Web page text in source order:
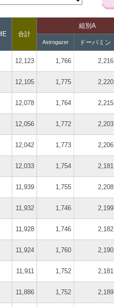
合計
組別A
Astrogazer ドーパミン
12,123 1,766 2,216
12,105 1,775 2,220
12,078 1,764 2,215
12,056 1,772 2,203
12,042 1,773 2,206
12,033 1,754 2,181
11,939 1,755 2,208
11,932 1,746 2,199
11,928 1,746 2,182
11,924 1,760 2,190
11,911 1,752 2,181
11,886 1,752 2,189